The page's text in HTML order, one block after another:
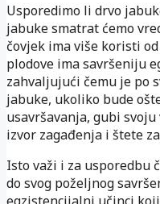
Usporedimo li drvo
jabuke smatrat ćemo
čovjek ima više koristi
plodove ima savršeniju
zahvaljujući čemu je po
jabuke, ukoliko bude
usavršavanja, gubi
izvor zagađenja i štete
Isto važi i za usporedbu
do svog poželjnog